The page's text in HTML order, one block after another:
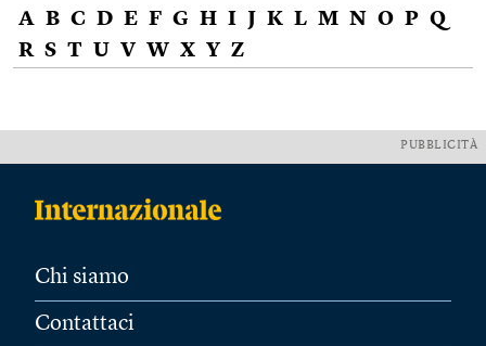
A B C D E F G H I J K L M N O P Q
R S T U V W X Y Z
PUBBLICITÀ
Chi siamo
Contattaci